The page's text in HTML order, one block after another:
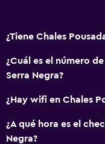
¿Tiene Chales
¿Cuál es el número
Serra Negra?
¿Hay wifi en Chales
¿A qué hora es el
Negra?